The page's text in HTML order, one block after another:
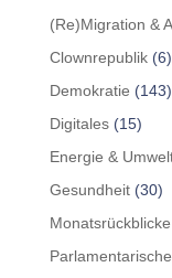
(Re)Migration &
Clownrepublik(6)
Demokratie (143)
Digitales(15)
Energie &
Gesundheit(30)
Monatsrückblicke